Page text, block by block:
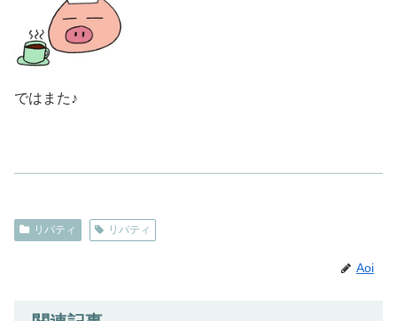
ではまた♪
リバティ リバティ
Aoi